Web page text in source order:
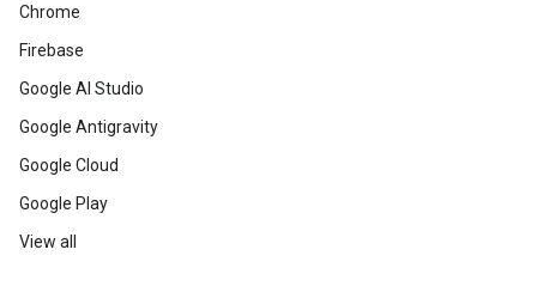
Chrome
Firebase
Google AI Studio
Google Antigravity
Google Cloud
Google Play
View all